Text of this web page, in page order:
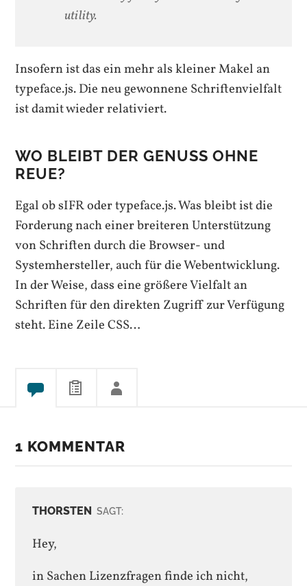
utility.
Insofern ist das ein mehr als kleiner Makel an
typeface.js. Die neu gewonnene Schriftenvielfalt
ist damit wieder relativiert.
WO BLEIBT DER GENUSS OHNE
REUE?
Egal ob sIFR oder typeface.js. Was bleibt ist die
Forderung nach einer breiteren Unterstützung
von Schriften durch die Browser- und
Systemhersteller, auch für die Webentwicklung.
In der Weise, dass eine größere Vielfalt an
Schriften für den direkten Zugriff zur Verfügung
steht. Eine Zeile CSS…
1 KOMMENTAR
THORSTEN SAGT:
Hey,
in Sachen Lizenzfragen finde ich nicht,